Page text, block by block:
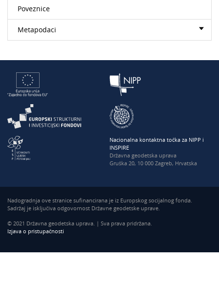
Poveznice
Metapodaci
Nacionalna kontaktna točka za NIPP i
INSPIRE
Državna geodetska uprava
Gruška 20, 10 000 Zagreb, Hrvatska
Nadogradnja ove stranice sufinancirana je iz Europskog socijalnog fonda.
Sadržaj je isključiva odgovornost Državne geodetske uprave.
© 2021 Državna geodetska uprava. | Sva prava pridržana.
Izjava o pristupačnosti